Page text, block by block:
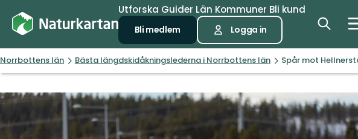
Utforska Guider Län Kommuner Bli kund
Bli medlem Logga in
Norrbottens län Bästa längdskidåkningslederna i Norrbottens län Spår mot